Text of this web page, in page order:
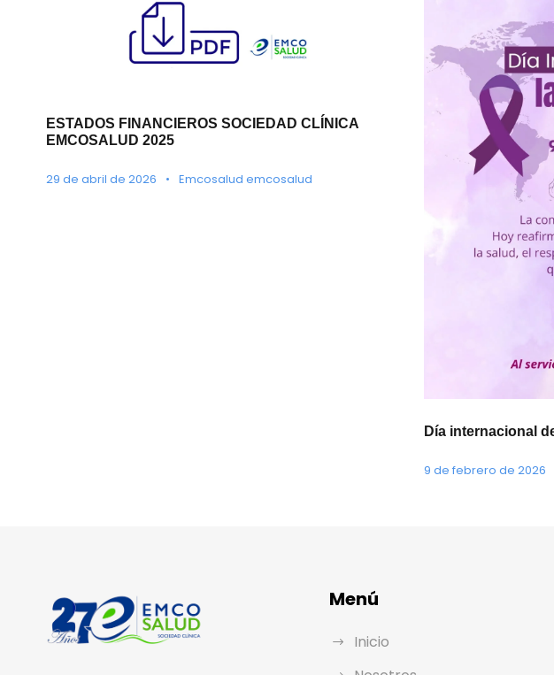
ESTADOS FINANCIEROS SOCIEDAD CLÍNICA
EMCOSALUD 2025
29 de abril de 2026 • Emcosalud emcosalud
Día internacional
9 de febrero de 2026
Menú
Inicio